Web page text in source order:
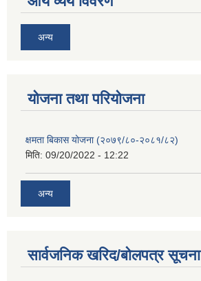
अन्य
याेजना तथा परियाेजना
क्षमता बिकास योजना (२०७९/८०-२०८१/८२)
मिति: 09/20/2022 - 12:22
अन्य
सार्वजनिक खरिद/बोलपत्र सूचना